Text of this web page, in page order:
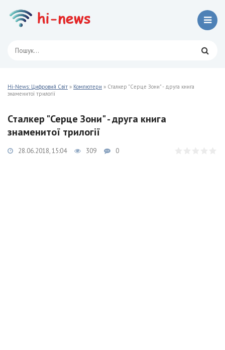
Hi-News: Цифровий Світ » Компютери » Сталкер "Серце Зони" - друга книга
знаменитої трилогії
Сталкер "Серце Зони" - друга книга
знаменитої трилогії
28.06.2018, 15:04 309 0